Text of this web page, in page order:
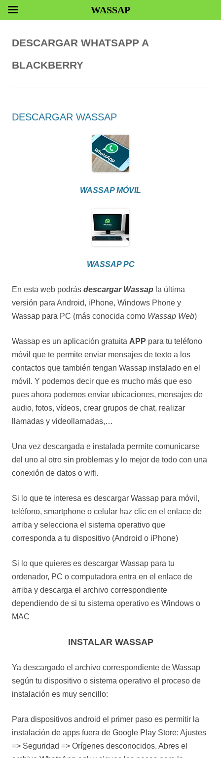
DESCARGAR WHATSAPP A
BLACKBERRY
DESCARGAR WASSAP
WASSAP MÓVIL
WASSAP PC
En esta web podrás descargar Wassap la última
versión para Android, iPhone, Windows Phone y
Wassap para PC (más conocida como Wassap Web)
Wassap es un aplicación gratuita APP para tu teléfono
móvil que te permite enviar mensajes de texto a los
contactos que también tengan Wassap instalado en el
móvil. Y podemos decir que es mucho más que eso
pues ahora podemos enviar ubicaciones, mensajes de
audio, fotos, vídeos, crear grupos de chat, realizar
llamadas y videollamadas,…
Una vez descargada e instalada permite comunicarse
del uno al otro sin problemas y lo mejor de todo con una
conexión de datos o wifi.
Si lo que te interesa es descargar Wassap para móvil,
teléfono, smartphone o celular haz clic en el enlace de
arriba y selecciona el sistema operativo que
corresponda a tu dispositivo (Android o iPhone)
Si lo que quieres es descargar Wassap para tu
ordenador, PC o computadora entra en el enlace de
arriba y descarga el archivo correspondiente
dependiendo de si tu sistema operativo es Windows o
MAC
INSTALAR WASSAP
Ya descargado el archivo correspondiente de Wassap
según tu dispositivo o sistema operativo el proceso de
instalación es muy sencillo:
Para dispositivos android el primer paso es permitir la
instalación de apps fuera de Google Play Store: Ajustes
=> Seguridad => Orígenes desconocidos. Abres el
WASSAP